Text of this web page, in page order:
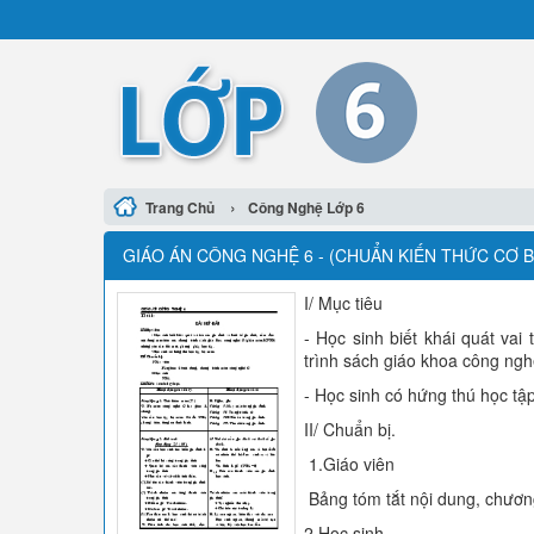
Trang Chủ › Công Nghệ Lớp 6
GIÁO ÁN CÔNG NGHỆ 6 - (CHUẨN KIẾN THỨC CƠ
I/ Mục tiêu
- Học sinh biết khái quát vai
trình sách giáo khoa công
- Học sinh có hứng thú học
II/ Chuẩn bị.
1.Giáo viên
Bảng tóm tắt nội dung,